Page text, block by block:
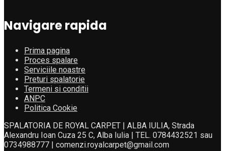
Navigare rapida
Prima pagina
Proces spalare
Serviciile noastre
Preturi spalatorie
Termeni si conditii
ANPC
Politica Cookie
SPALATORIA DE ROYAL CARPET | ALBA IULIA, Strada
Alexandru Ioan Cuza 25 C, Alba Iulia | TEL. 0784432521 sau
0734988777 | comenzi.royalcarpet@gmail.com